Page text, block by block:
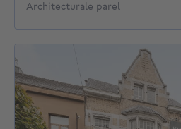
Architecturale parel